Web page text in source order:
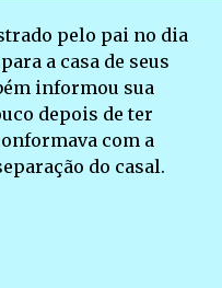
pelo pai no dia
a casa de seus
informou sua
depois de ter
com a
do casal.